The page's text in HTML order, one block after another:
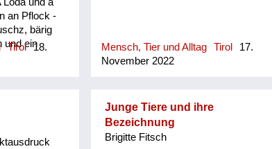
an Pflock -
bärig
und ein
einem
Tirol 18.
Mensch, Tier und Alltag Tirol
17.
November 2022
Junge Tiere und ihre
Bezeichnung
Brigitte Fitsch